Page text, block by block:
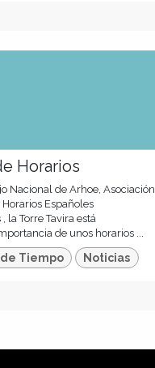
Horarios
Nacional de Arhoe, Asociación
Españoles
la Torre Tavira está
de unos horarios ...
Tiempo Noticias